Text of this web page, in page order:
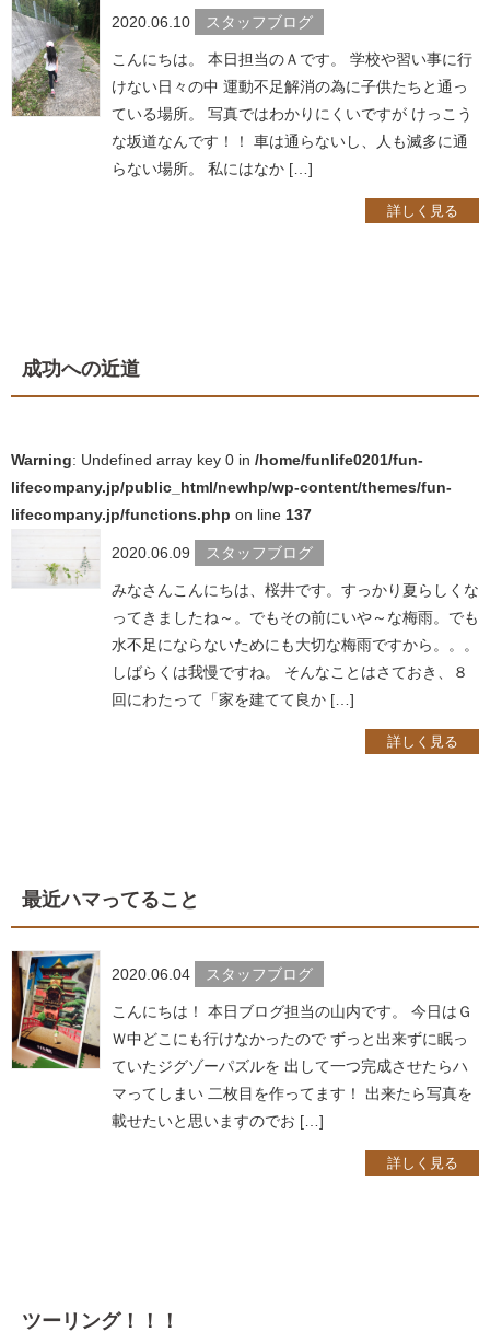
2020.06.10 スタッフブログ
こんにちは。 本日担当のＡです。 学校や習い事に行
けない日々の中 運動不足解消の為に子供たちと通っ
ている場所。 写真ではわかりにくいですが けっこう
な坂道なんです！！ 車は通らないし、人も滅多に通
らない場所。 私にはなか […]
詳しく見る
成功への近道
Warning: Undefined array key 0 in /home/funlife0201/fun-
lifecompany.jp/public_html/newhp/wp-content/themes/fun-
lifecompany.jp/functions.php on line 137
2020.06.09 スタッフブログ
みなさんこんにちは、桜井です。すっかり夏らしくな
ってきましたね～。でもその前にいや～な梅雨。でも
水不足にならないためにも大切な梅雨ですから。。。
しばらくは我慢ですね。 そんなことはさておき、８
回にわたって「家を建てて良か […]
詳しく見る
最近ハマってること
2020.06.04 スタッフブログ
こんにちは！ 本日ブログ担当の山内です。 今日はＧ
Ｗ中どこにも行けなかったので ずっと出来ずに眠っ
ていたジグゾーパズルを 出して一つ完成させたらハ
マってしまい 二枚目を作ってます！ 出来たら写真を
載せたいと思いますのでお […]
詳しく見る
ツーリング！！！